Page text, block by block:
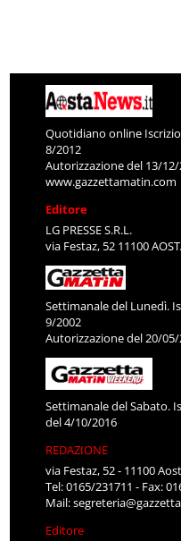
Quotidiano online
8/2012
Autorizzazione del 13/12/
www.gazzettamatin.com
Editore
LG PRESSE S.R.L.
via Festaz, 52 11100
Settimanale del Lunedì.
9/2002
Autorizzazione del 20/05/
Settimanale del Sabato.
del 4/10/2016
REDAZIONE
via Festaz, 52 - 11100
Tel: 0165/231711 - Fax:
Mail:
Editore